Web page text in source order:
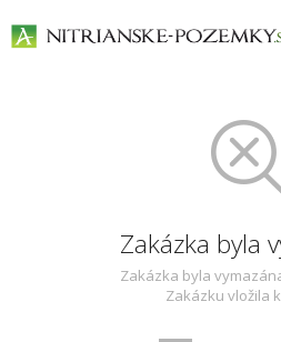
Zakázka byla
Zakázka byla
Zakázku vložila